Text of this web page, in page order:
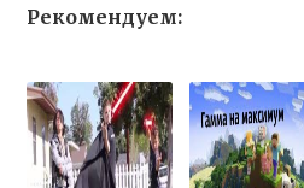
Рекомендуем: